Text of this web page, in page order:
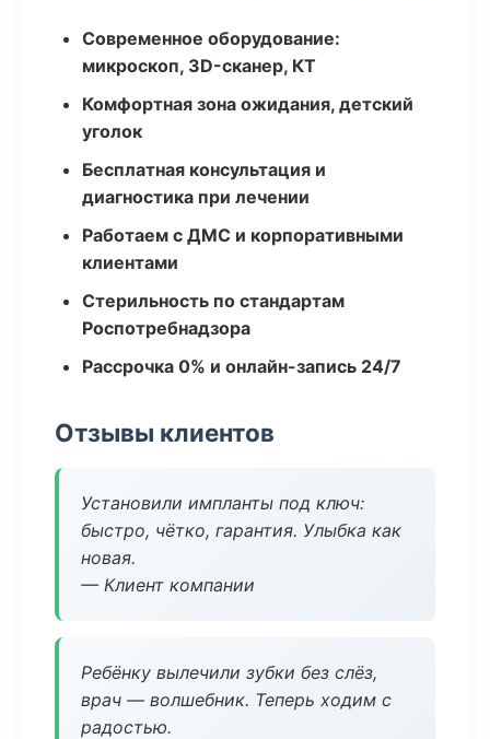
Современное оборудование:
микроскоп, 3D-сканер, КТ
Комфортная зона ожидания, детский
уголок
Бесплатная консультация и
диагностика при лечении
Работаем с ДМС и корпоративными
клиентами
Стерильность по стандартам
Роспотребнадзора
Рассрочка 0% и онлайн-запись 24/7
Отзывы клиентов
Установили импланты под ключ:
быстро, чётко, гарантия. Улыбка как
новая.
— Клиент компании
Ребёнку вылечили зубки без слёз,
врач — волшебник. Теперь ходим с
радостью.